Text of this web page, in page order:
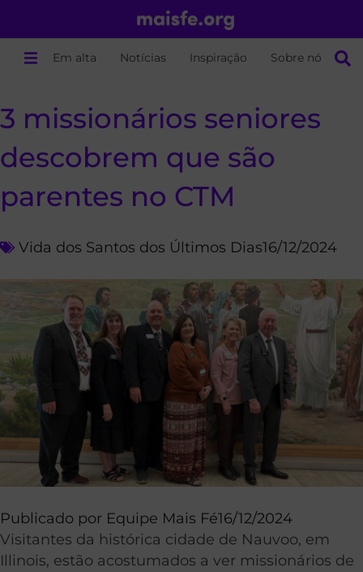
Em alta Notícias Inspiração Sobre nós
3 missionários seniores
descobrem que são
parentes no CTM
Vida dos Santos dos Últimos Dias16/12/2024
Publicado por Equipe Mais Fé16/12/2024
Visitantes da histórica cidade de Nauvoo, em
Illinois, estão acostumados a ver missionários de